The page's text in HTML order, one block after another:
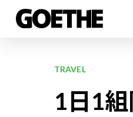
TRAVEL
1日1